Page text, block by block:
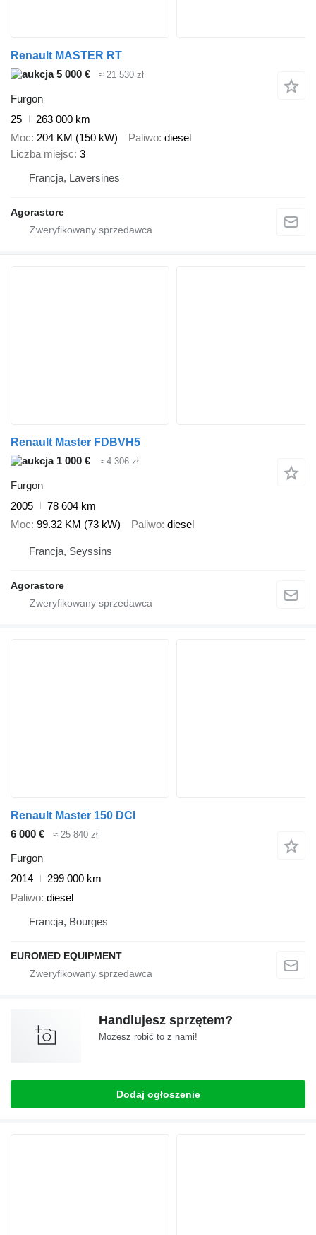
Renault MASTER RT
5 000 €
≈ 21 530 zł
Furgon
25
263 000 km
Moc 204 KM (150 kW) Paliwo diesel
Liczba miejsc 3
Francja, Laversines
Agorastore
Renault Master FDBVH5
1 000 €
≈ 4 306 zł
Furgon
2005
78 604 km
Moc 99.32 KM (73 kW) Paliwo diesel
Francja, Seyssins
Agorastore
Renault Master 150 DCI
6 000 €
≈ 25 840 zł
Furgon
2014
299 000 km
Paliwo diesel
Francja, Bourges
EUROMED EQUIPMENT
Handlujesz sprzętem?
Możesz robić to z nami!
Dodaj ogłoszenie